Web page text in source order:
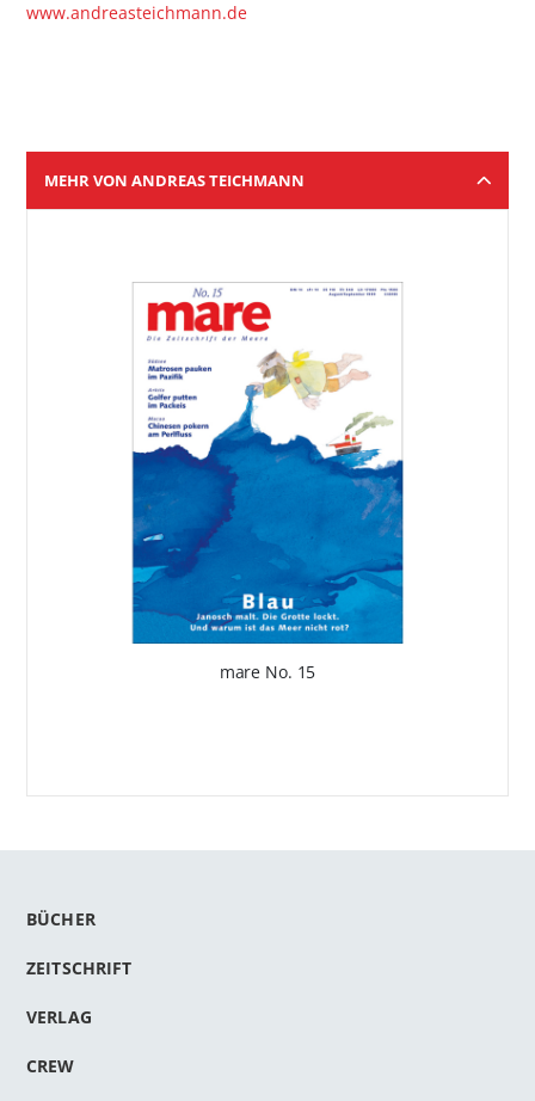
www.andreasteichmann.de
MEHR VON ANDREAS TEICHMANN
mare No. 15
BÜCHER
ZEITSCHRIFT
VERLAG
CREW